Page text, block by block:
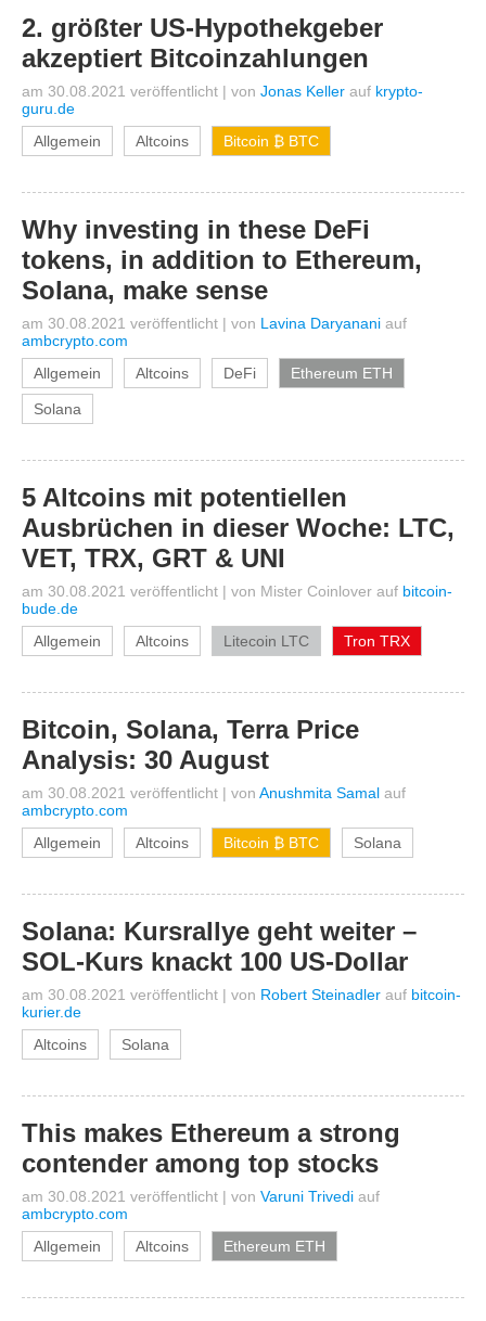
2. größter US-Hypothekgeber
akzeptiert Bitcoinzahlungen
am 30.08.2021 veröffentlicht | von Jonas Keller auf krypto-
guru.de
Allgemein
Altcoins Bitcoin ₿ BTC
Why investing in these DeFi
tokens, in addition to Ethereum,
Solana, make sense
am 30.08.2021 veröffentlicht | von Lavina Daryanani auf
ambcrypto.com
Allgemein
Altcoins DeFi Ethereum ETH
Solana
5 Altcoins mit potentiellen
Ausbrüchen in dieser Woche: LTC,
VET, TRX, GRT & UNI
am 30.08.2021 veröffentlicht | von Mister Coinlover auf bitcoin-
bude.de
Allgemein
Altcoins Litecoin LTC Tron TRX
Bitcoin, Solana, Terra Price
Analysis: 30 August
am 30.08.2021 veröffentlicht | von Anushmita Samal auf
ambcrypto.com
Allgemein
Altcoins Bitcoin ₿ BTC Solana
Solana: Kursrallye geht weiter –
SOL-Kurs knackt 100 US-Dollar
am 30.08.2021 veröffentlicht | von Robert Steinadler auf bitcoin-
kurier.de
Altcoins
Solana
This makes Ethereum a strong
contender among top stocks
am 30.08.2021 veröffentlicht | von Varuni Trivedi auf
ambcrypto.com
Allgemein
Altcoins Ethereum ETH